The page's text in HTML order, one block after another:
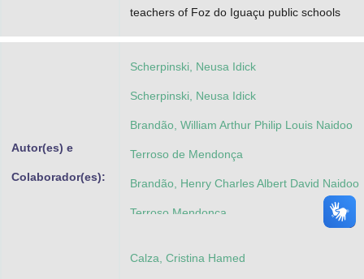
teachers of Foz do Iguaçu public schools
Autor(es) e
Colaborador(es):
Scherpinski, Neusa Idick
Scherpinski, Neusa Idick
Brandão, William Arthur Philip Louis Naidoo
Terroso de Mendonça
Brandão, Henry Charles Albert David Naidoo
Terroso Mendonça
Calza, Cristina Hamed